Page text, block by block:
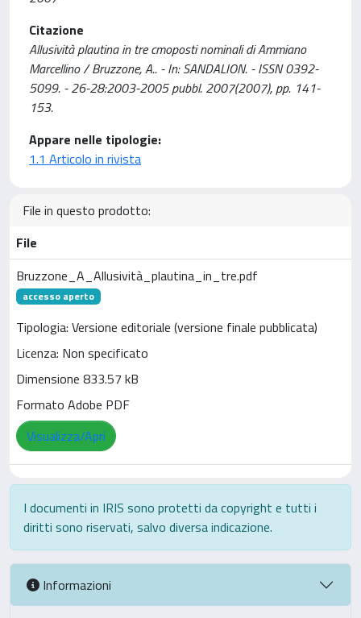
Citazione
Allusività plautina in tre cmoposti nominali di Ammiano
Marcellino / Bruzzone, A.. - In: SANDALION. - ISSN 0392-
5099. - 26-28:2003-2005 pubbl. 2007(2007), pp. 141-
153.
Appare nelle tipologie:
1.1 Articolo in rivista
File in questo prodotto:
File
Bruzzone_A_Allusività_plautina_in_tre.pdf
accesso aperto
Tipologia: Versione editoriale (versione finale pubblicata)
Licenza: Non specificato
Dimensione 833.57 kB
Formato Adobe PDF
Visualizza/Apri
I documenti in IRIS sono protetti da copyright e tutti i
diritti sono riservati, salvo diversa indicazione.
Informazioni